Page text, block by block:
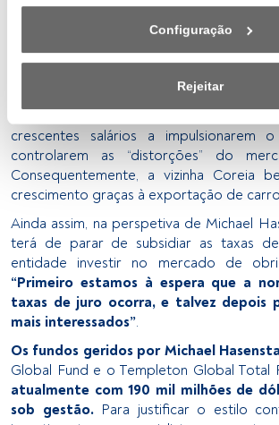
suas opções terão efeito dentro do nosso
fornecer:
Utilizar dados de localização geográfica
ativamente as características do
identificação. Armazenar as informações
e/ou aceder às mesmas. Publicidade e
personalizados, medição de publicidade
pesquisa de audiência e desenvolvimento
Lista de parceiros (fornecedores)
Configuração
Rejeitar
obrigações globais sem restrições que
Confiança na China
Hasenstab crê
crescentes salários a impulsionarem
controlarem as “distorções” do
Consequentemente, a vizinha Coreia
crescimento graças à exportação de
Ainda assim, na perspetiva de Michael
terá de parar de subsidiar as taxas
entidade investir no mercado de
“Primeiro estamos à espera que a
taxas de juro ocorra, e talvez depois
mais interessados”.
Os fundos geridos por Michael
Global Fund e o Templeton Global Total
atualmente com 190 mil milhões de
sob gestão.Para justificar o estilo